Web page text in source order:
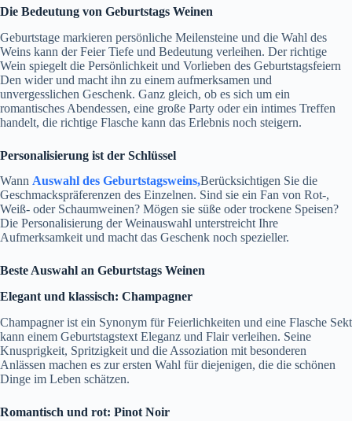
Die Bedeutung von Geburtstags Weinen
Geburtstage markieren persönliche Meilensteine ​​und die Wahl des
Weins kann der Feier Tiefe und Bedeutung verleihen. Der richtige
Wein spiegelt die Persönlichkeit und Vorlieben des Geburtstagsfeiern
Den wider und macht ihn zu einem aufmerksamen und
unvergesslichen Geschenk. Ganz gleich, ob es sich um ein
romantisches Abendessen, eine große Party oder ein intimes Treffen
handelt, die richtige Flasche kann das Erlebnis noch steigern.
Personalisierung ist der Schlüssel
Wann Auswahl des Geburtstagsweins,Berücksichtigen Sie die
Geschmackspräferenzen des Einzelnen. Sind sie ein Fan von Rot-,
Weiß- oder Schaumweinen? Mögen sie süße oder trockene Speisen?
Die Personalisierung der Weinauswahl unterstreicht Ihre
Aufmerksamkeit und macht das Geschenk noch spezieller.
Beste Auswahl an Geburtstags Weinen
Elegant und klassisch: Champagner
Champagner ist ein Synonym für Feierlichkeiten und eine Flasche Sekt
kann einem Geburtstagstext Eleganz und Flair verleihen. Seine
Knusprigkeit, Spritzigkeit und die Assoziation mit besonderen
Anlässen machen es zur ersten Wahl für diejenigen, die die schönen
Dinge im Leben schätzen.
Romantisch und rot: Pinot Noir